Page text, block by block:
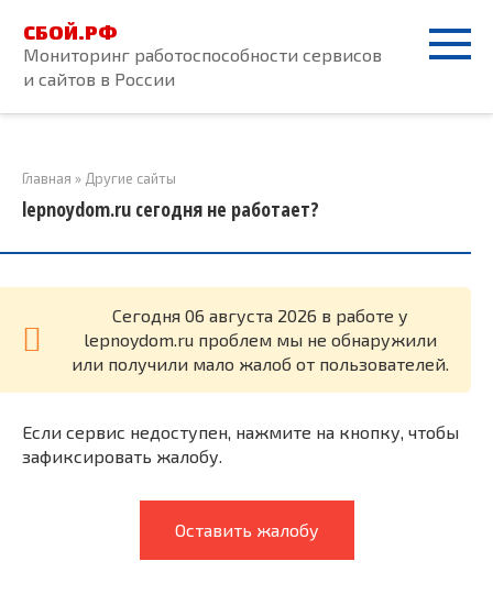
контенту
СБОЙ.РФ
Мониторинг работоспособности сервисов
и сайтов в России
Главная » Другие сайты
lepnoydom.ru сегодня не работает?
Cегодня 06 августа 2026 в работе у
lepnoydom.ru проблем мы не обнаружили
или получили мало жалоб от пользователей.
Если сервис недоступен, нажмите на кнопку, чтобы
зафиксировать жалобу.
Оставить жалобу